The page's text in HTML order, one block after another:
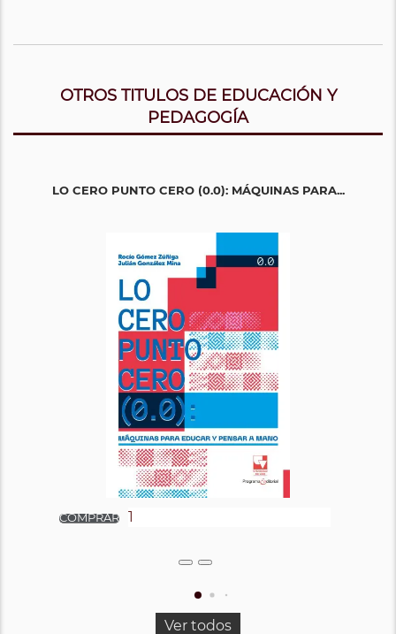
OTROS TITULOS DE EDUCACIÓN Y
PEDAGOGÍA
LO CERO PUNTO CERO (0.0): MÁQUINAS PARA...
Ver todos